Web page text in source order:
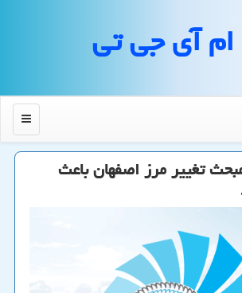
ام آی جی تی
منو
تغییر مرز اصفهان باعث